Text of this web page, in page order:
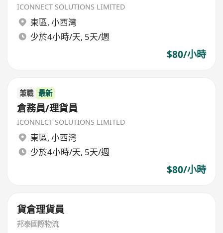
ICONNECT SOLUTIONS LIMITED
東區, 小西灣
少於4小時/天, 5天/週
$80/小時
兼職 最新
倉務員/理貨員
ICONNECT SOLUTIONS LIMITED
東區, 小西灣
少於4小時/天, 5天/週
$80/小時
貨倉理貨員
邦泰國際物流